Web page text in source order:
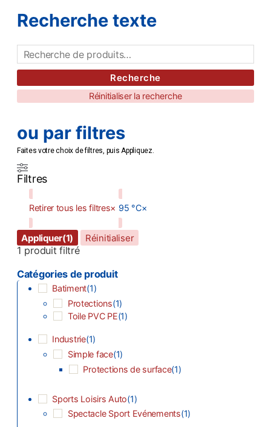
Recherche texte
Recherche
Réinitialiser la recherche
ou par filtres
Faites votre choix de filtres, puis Appliquez.
Filtres
Retirer tous les filtres× 95 °C×
1 produit filtré
Catégories de produit
Batiment(1)
Protections(1)
Toile PVC PE(1)
Industrie(1)
Simple face(1)
Protections de surface(1)
Sports Loisirs Auto(1)
Spectacle Sport Evénements(1)
Appliquer(1) Réinitialiser